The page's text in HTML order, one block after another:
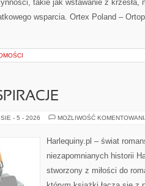
takie jak wstawanie z krzesła,
wsparcia. Ortex Poland –
SIE - 5 - 2026 MOŻLIWOŚĆ
Harlequiny.pl – świat
niezapomnianych historii
stworzony z miłości do